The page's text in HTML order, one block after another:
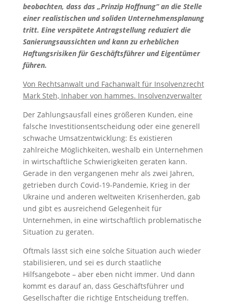
beobachten, dass das „Prinzip Hoffnung“ an die Stelle
einer realistischen und soliden Unternehmensplanung
tritt. Eine verspätete Antragstellung reduziert die
Sanierungsaussichten und kann zu erheblichen
Haftungsrisiken für Geschäftsführer und Eigentümer
führen.
Von Rechtsanwalt und Fachanwalt für Insolvenzrecht
Mark Steh, Inhaber von hammes. Insolvenzverwalter
Der Zahlungsausfall eines größeren Kunden, eine
falsche Investitionsentscheidung oder eine generell
schwache Umsatzentwicklung: Es existieren
zahlreiche Möglichkeiten, weshalb ein Unternehmen
in wirtschaftliche Schwierigkeiten geraten kann.
Gerade in den vergangenen mehr als zwei Jahren,
getrieben durch Covid-19-Pandemie, Krieg in der
Ukraine und anderen weltweiten Krisenherden, gab
und gibt es ausreichend Gelegenheit für
Unternehmen, in eine wirtschaftlich problematische
Situation zu geraten.
Oftmals lässt sich eine solche Situation auch wieder
stabilisieren, und sei es durch staatliche
Hilfsangebote – aber eben nicht immer. Und dann
kommt es darauf an, dass Geschäftsführer und
Gesellschafter die richtige Entscheidung treffen.